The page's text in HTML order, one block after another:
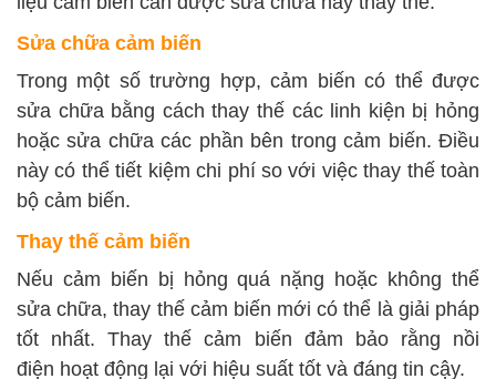
Sửa chữa cảm biến
Trong một số trường hợp, cảm biến có thể được
sửa chữa bằng cách thay thế các linh kiện bị hỏng
hoặc sửa chữa các phần bên trong cảm biến. Điều
này có thể tiết kiệm chi phí so với việc thay thế toàn
bộ cảm biến.
Thay thế cảm biến
Nếu cảm biến bị hỏng quá nặng hoặc không thể
sửa chữa, thay thế cảm biến mới có thể là giải pháp
tốt nhất. Thay thế cảm biến đảm bảo rằng nồi
điện hoạt động lại với hiệu suất tốt và đáng tin cậy.